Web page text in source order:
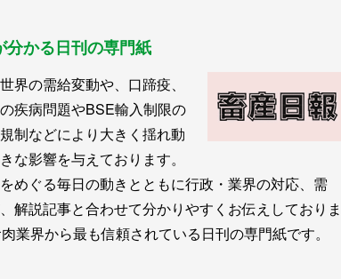
かる日刊の専門紙
界の需給変動や、口蹄疫、
疾病問題やBSE輸入制限の
制などにより大きく揺れ動
な影響を与えております。
めぐる毎日の動きとともに行政・業界の対応、需
解説記事と合わせて分かりやすくお伝えしておりま
業界から最も信頼されている日刊の専門紙です。